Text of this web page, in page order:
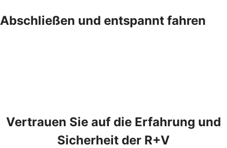
Abschließen und entspannt fahren
Vertrauen Sie auf die Erfahrung und
Sicherheit der R+V